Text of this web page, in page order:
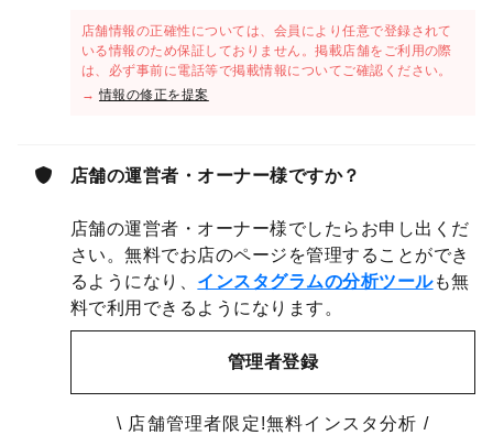
店舗情報の正確性については、会員により任意で登録されて
いる情報のため保証しておりません。掲載店舗をご利用の際
は、必ず事前に電話等で掲載情報についてご確認ください。
→情報の修正を提案
店舗の運営者・オーナー様ですか？
店舗の運営者・オーナー様でしたらお申し出くだ
さい。無料でお店のページを管理することができ
るようになり、 インスタグラムの分析ツールも無
料で利用できるようになります。
管理者登録
\ 店舗管理者限定!無料インスタ分析 /